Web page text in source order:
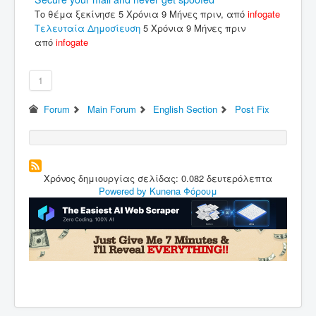
Το θέμα ξεκίνησε 5 Χρόνια 9 Μήνες πριν, από infogate
Τελευταία Δημοσίευση 5 Χρόνια 9 Μήνες πριν
από infogate
1
Forum Main Forum English Section Post Fix
Χρόνος δημιουργίας σελίδας: 0.082 δευτερόλεπτα
Powered by Kunena Φόρουμ